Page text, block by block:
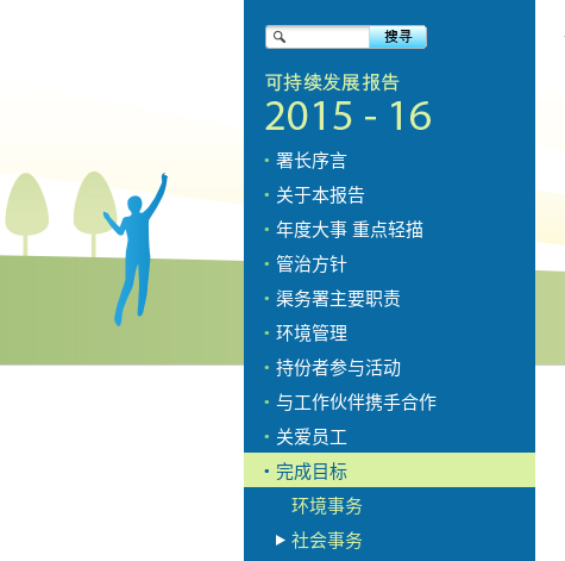
署长序言
关于本报告
年度大事 重点轻描
管治方针
渠务署主要职责
环境管理
持份者参与活动
与工作伙伴携手合作
关爱员工
完成目标
环境事务
社会事务